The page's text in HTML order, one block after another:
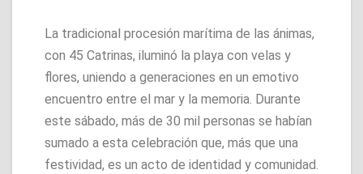
La tradicional procesión marítima de las ánimas,
con 45 Catrinas, iluminó la playa con velas y
flores, uniendo a generaciones en un emotivo
encuentro entre el mar y la memoria. Durante
este sábado, más de 30 mil personas se habían
sumado a esta celebración que, más que una
festividad, es un acto de identidad y comunidad.